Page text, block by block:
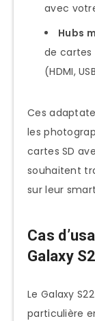
avec
Hubs
de cartes
(HDMI,
Ces
les
cartes SD
souhaitent
sur leur
Cas
Galaxy
Le Galaxy
particulière